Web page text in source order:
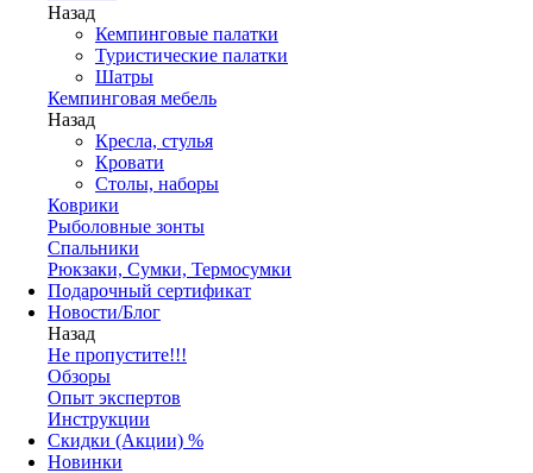
Назад
Кемпинговые палатки
Туристические палатки
Шатры
Кемпинговая мебель
Назад
Кресла, стулья
Кровати
Столы, наборы
Коврики
Рыболовные зонты
Спальники
Рюкзаки, Сумки, Термосумки
Подарочный сертификат
Новости/Блог
Назад
Не пропустите!!!
Обзоры
Опыт экспертов
Инструкции
Скидки (Акции) %
Новинки